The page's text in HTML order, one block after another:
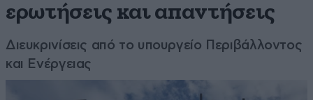
ερωτήσεις και απαντήσεις
Διευκρινίσεις από το υπουργείο Περιβάλλοντος
και Ενέργειας